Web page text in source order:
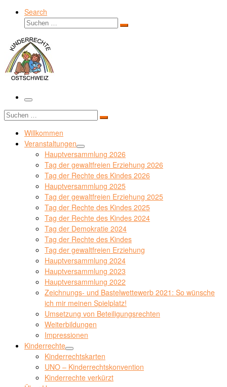
Search
Suche
Suchen …
Menü
Suche
Suchen …
Willkommen
Veranstaltungen
Hauptversammlung 2026
Tag der gewaltfreien Erziehung 2026
Tag der Rechte des Kindes 2026
Hauptversammlung 2025
Tag der gewaltfreien Erziehung 2025
Tag der Rechte des Kindes 2025
Tag der Rechte des Kindes 2024
Tag der Demokratie 2024
Tag der Rechte des Kindes
Tag der gewaltfreien Erziehung
Hauptversammlung 2024
Hauptversammlung 2023
Hauptversammlung 2022
Zeichnungs- und Bastelwettewerb 2021: So wünsche
ich mir meinen Spielplatz!
Umsetzung von Beteiligungsrechten
Weiterbildungen
Impressionen
Kinderrechte
Kinderrechtskarten
UNO – Kinderrechtskonvention
Kinderrechte verkürzt